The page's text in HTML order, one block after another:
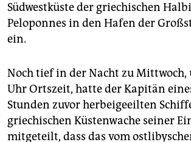
Südwestküste der griechischen
Peloponnes in den Hafen der
ein.
Noch tief in der Nacht zu Mittwoch,
Uhr Ortszeit, hatte der Kapitän
Stunden zuvor herbeigeeilten
griechischen Küstenwache seiner
mitgeteilt, dass das vom